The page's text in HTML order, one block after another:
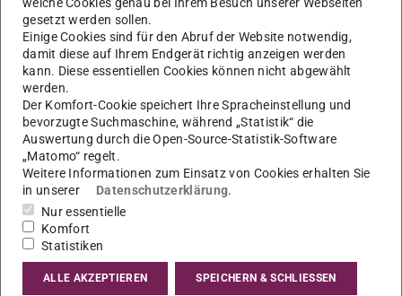
Beziehungen & Mobilität teil – da werden alle Fragen von
Länderkoordinator*innen beantwortet. Wie ihr den
Auslandsaufenthalt in euren Studienplan integriert, klärt
ihr einfach mit den Auslandsbeauftragten eures
Fachbereichs. Und vielleicht sehen wir uns ja bei einer der
Infoveranstaltungen „Wege ins Ausland“.
Das Referat Internationale Beziehungen &
Mobilität
Einmal im Ausland zu studieren ist eine großartige
Möglichkeit, neue Kenntnisse und Fähigkeiten zu
erlernen. Mit einem Netzwerk von über 300
gesetzt werden sollen.
Einige Cookies sind für den Abruf der Website notwendig,
damit diese auf Ihrem Endgerät richtig anzeigen werden
kann. Diese essentiellen Cookies können nicht abgewählt
werden.
Der Komfort-Cookie speichert Ihre Spracheinstellung und
bevorzugte Suchmaschine, während „Statistik“ die
Auswertung durch die Open-Source-Statistik-Software
„Matomo“ regelt.
Weitere Informationen zum Einsatz von Cookies erhalten Sie
in unserer
Datenschutzerklärung.
Nur essentielle
Komfort
Statistiken
ALLE AKZEPTIEREN SPEICHERN & SCHLIESSEN